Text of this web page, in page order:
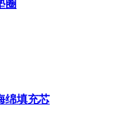
圈
绵填充芯